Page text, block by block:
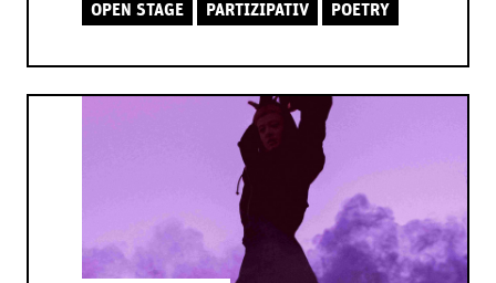
OPEN STAGE PARTIZIPATIV POETRY